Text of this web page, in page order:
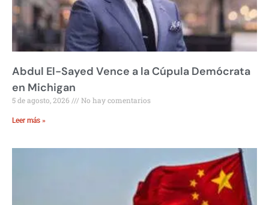
Abdul El-Sayed Vence a la Cúpula Demócrata
en Michigan
5 de agosto, 2026 No hay comentarios
Leer más »